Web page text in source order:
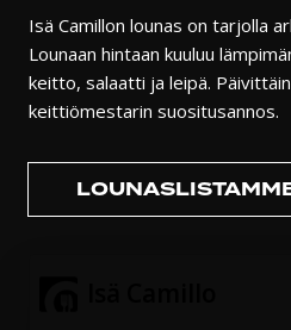
Isä Camillon lounas on tarjolla
Lounaan hintaan kuuluu
keitto, salaatti ja leipä.
keittiömestarin suositusannos.